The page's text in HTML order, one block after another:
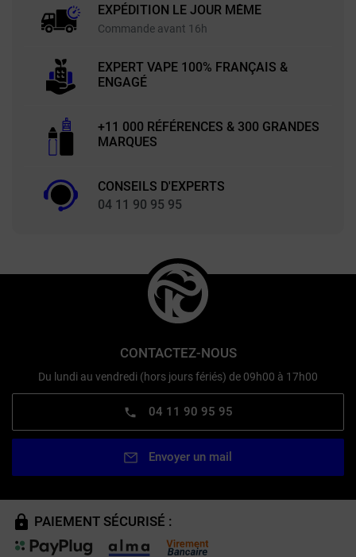
EXPÉDITION LE JOUR MÊME
Commande avant 16h
EXPERT VAPE 100% FRANÇAIS &
ENGAGÉ
+11 000 RÉFÉRENCES & 300 GRANDES
MARQUES
CONSEILS D'EXPERTS
04 11 90 95 95
CONTACTEZ-NOUS
Du lundi au vendredi (hors jours fériés) de 09h00 à 17h00
04 11 90 95 95
Envoyer un mail
PAIEMENT SÉCURISÉ :